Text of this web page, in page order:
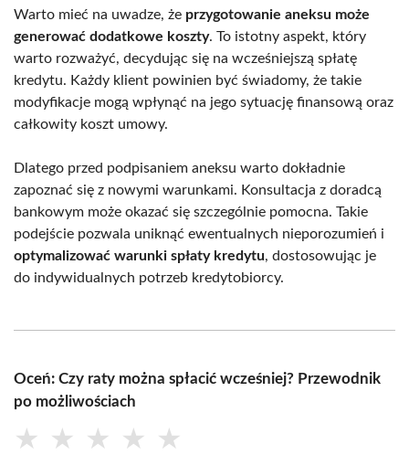
Warto mieć na uwadze, że przygotowanie aneksu może
generować dodatkowe koszty. To istotny aspekt, który
warto rozważyć, decydując się na wcześniejszą spłatę
kredytu. Każdy klient powinien być świadomy, że takie
modyfikacje mogą wpłynąć na jego sytuację finansową oraz
całkowity koszt umowy.
Dlatego przed podpisaniem aneksu warto dokładnie
zapoznać się z nowymi warunkami. Konsultacja z doradcą
bankowym może okazać się szczególnie pomocna. Takie
podejście pozwala uniknąć ewentualnych nieporozumień i
optymalizować warunki spłaty kredytu, dostosowując je
do indywidualnych potrzeb kredytobiorcy.
Oceń: Czy raty można spłacić wcześniej? Przewodnik
po możliwościach
★ ★ ★ ★ ★